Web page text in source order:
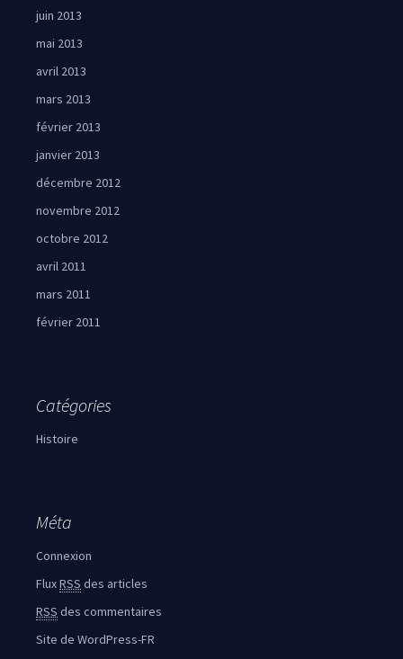
juin 2013
mai 2013
avril 2013
mars 2013
février 2013
janvier 2013
décembre 2012
novembre 2012
octobre 2012
avril 2011
mars 2011
février 2011
Catégories
Histoire
Méta
Connexion
FluxRSS des articles
RSS des commentaires
Site de WordPress-FR